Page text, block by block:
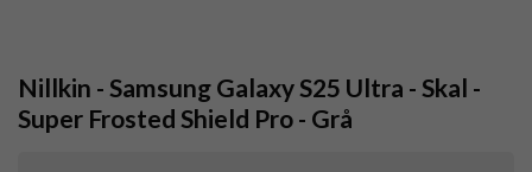
Nillkin - Samsung Galaxy S25 Ultra - Skal -
Super Frosted Shield Pro - Grå